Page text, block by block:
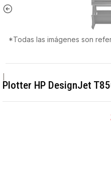
*Todas las imágenes son
Plotter HP DesignJet